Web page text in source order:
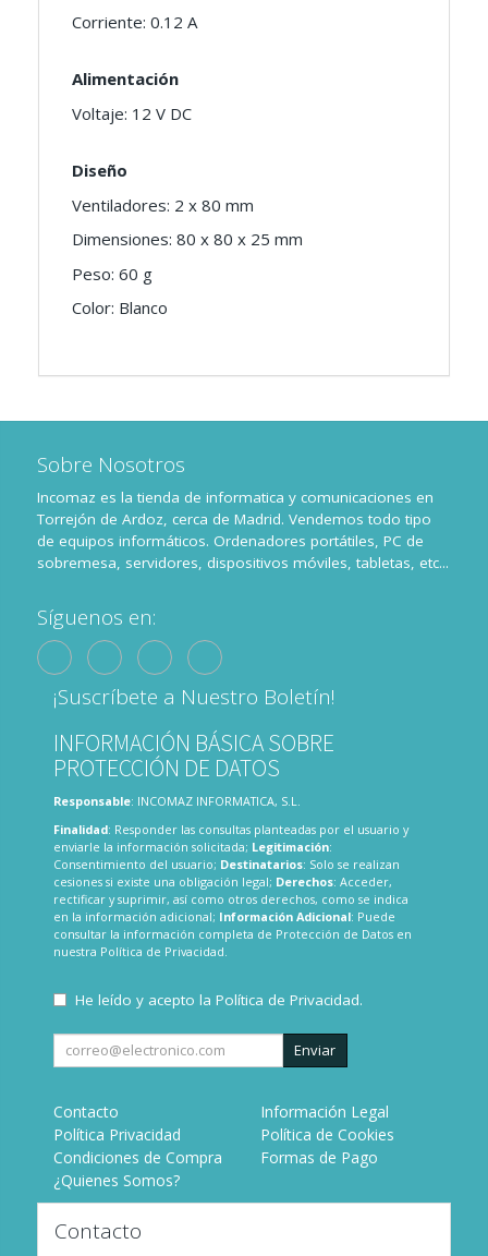
Corriente: 0.12 A
Alimentación
Voltaje: 12 V DC
Diseño
Ventiladores: 2 x 80 mm
Dimensiones: 80 x 80 x 25 mm
Peso: 60 g
Color: Blanco
Sobre Nosotros
Incomaz es la tienda de informatica y comunicaciones en
Torrejón de Ardoz, cerca de Madrid. Vendemos todo tipo
de equipos informáticos. Ordenadores portátiles, PC de
sobremesa, servidores, dispositivos móviles, tabletas, etc...
Síguenos en:
¡Suscríbete a Nuestro Boletín!
INFORMACIÓN BÁSICA SOBRE
PROTECCIÓN DE DATOS
Responsable: INCOMAZ INFORMATICA, S.L.
Finalidad: Responder las consultas planteadas por el usuario y
enviarle la información solicitada; Legitimación:
Consentimiento del usuario; Destinatarios: Solo se realizan
cesiones si existe una obligación legal; Derechos: Acceder,
rectificar y suprimir, así como otros derechos, como se indica
en la información adicional; Información Adicional: Puede
consultar la información completa de Protección de Datos en
nuestra Política de Privacidad.
He leído y acepto la Política de Privacidad.
Enviar
Contacto
Información Legal
Política Privacidad
Política de Cookies
Condiciones de Compra
Formas de Pago
¿Quienes Somos?
Contacto